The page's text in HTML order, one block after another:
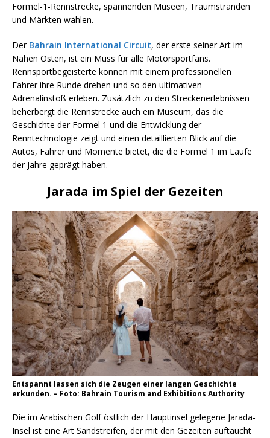
Formel-1-Rennstrecke, spannenden Museen, Traumstränden
und Märkten wählen.
Der Bahrain International Circuit, der erste seiner Art im
Nahen Osten, ist ein Muss für alle Motorsportfans.
Rennsportbegeisterte können mit einem professionellen
Fahrer ihre Runde drehen und so den ultimativen
Adrenalinstoß erleben. Zusätzlich zu den Streckenerlebnissen
beherbergt die Rennstrecke auch ein Museum, das die
Geschichte der Formel 1 und die Entwicklung der
Renntechnologie zeigt und einen detaillierten Blick auf die
Autos, Fahrer und Momente bietet, die die Formel 1 im Laufe
der Jahre geprägt haben.
Jarada im Spiel der Gezeiten
Entspannt lassen sich die Zeugen einer langen Geschichte
erkunden. – Foto: Bahrain Tourism and Exhibitions Authority
Die im Arabischen Golf östlich der Hauptinsel gelegene Jarada-
Insel ist eine Art Sandstreifen, der mit den Gezeiten auftaucht